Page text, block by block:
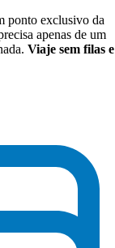
ponto exclusivo da
apenas de um
Viaje sem filas e